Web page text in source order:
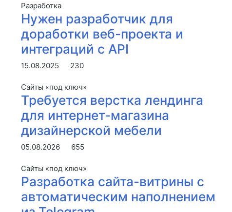
Разработка
Нужен разработчик для
доработки веб-проекта и
интеграций с API
15.08.2025 230
Сайты «под ключ»
Требуется верстка лендинга
для интернет-магазина
дизайнерской мебели
05.08.2026 655
Сайты «под ключ»
Разработка сайта-витрины с
автоматическим наполнением